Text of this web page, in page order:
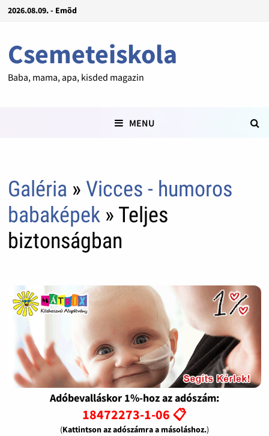
2026.08.09. - Emõd
Csemeteiskola
Baba, mama, apa, kisded magazin
MENU
Galéria » Vicces - humoros
babaképek» Teljes
biztonságban
Adóbevalláskor 1%-hoz az adószám:
18472273-1-06 📋
(Kattintson az adószámra a másoláshoz.)